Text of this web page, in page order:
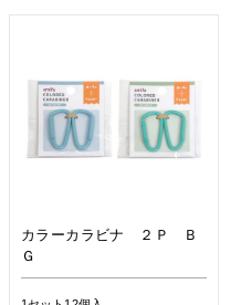
カラーカラビナ ２Ｐ Ｂ
Ｇ